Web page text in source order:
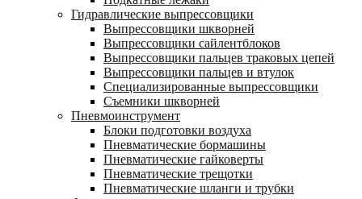
Гидравлические выпрессовщики
Выпрессовщики шкворней
Выпрессовщики сайлентблоков
Выпрессовщики пальцев траковых цепей
Выпрессовщики пальцев и втулок
Специализированные выпрессовщики
Cъемники шкворней
Пневмоинструмент
Блоки подготовки воздуха
Пневматические бормашины
Пневматические гайковерты
Пневматические трещотки
Пневматические шланги и трубки